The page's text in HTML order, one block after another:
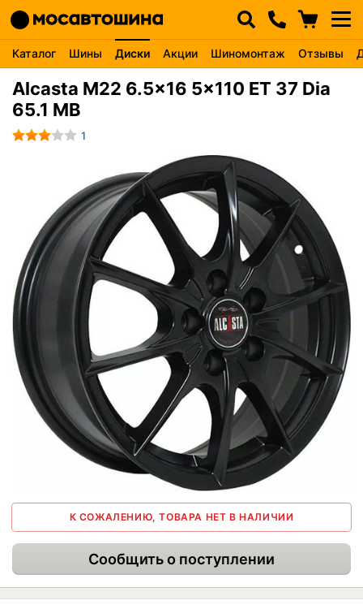
Каталог Шины Диски Акции Шиномонтаж Отзывы
Alcasta M22 6.5x16 5x110 ET 37 Dia
65.1 MB
1
К СОЖАЛЕНИЮ, ТОВАРА НЕТ В НАЛИЧИИ
Сообщить о поступлении